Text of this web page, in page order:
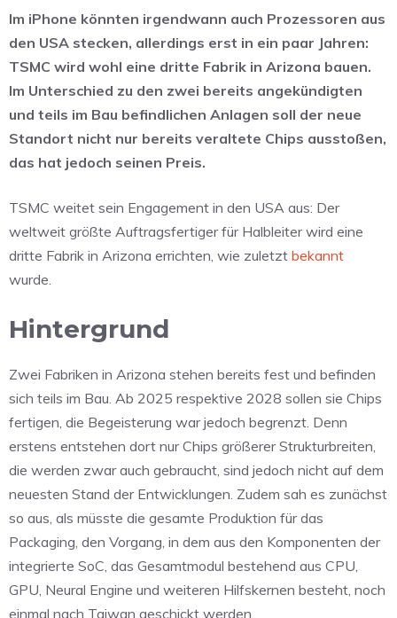
Im iPhone könnten irgendwann auch Prozessoren aus
den USA stecken, allerdings erst in ein paar Jahren:
TSMC wird wohl eine dritte Fabrik in Arizona bauen.
Im Unterschied zu den zwei bereits angekündigten
und teils im Bau befindlichen Anlagen soll der neue
Standort nicht nur bereits veraltete Chips ausstoßen,
das hat jedoch seinen Preis.
TSMC weitet sein Engagement in den USA aus: Der
weltweit größte Auftragsfertiger für Halbleiter wird eine
dritte Fabrik in Arizona errichten, wie zuletzt bekannt
wurde.
Hintergrund
Zwei Fabriken in Arizona stehen bereits fest und befinden
sich teils im Bau. Ab 2025 respektive 2028 sollen sie Chips
fertigen, die Begeisterung war jedoch begrenzt. Denn
erstens entstehen dort nur Chips größerer Strukturbreiten,
die werden zwar auch gebraucht, sind jedoch nicht auf dem
neuesten Stand der Entwicklungen. Zudem sah es zunächst
so aus, als müsste die gesamte Produktion für das
Packaging, den Vorgang, in dem aus den Komponenten der
integrierte SoC, das Gesamtmodul bestehend aus CPU,
GPU, Neural Engine und weiteren Hilfskernen besteht, noch
einmal nach Taiwan geschickt werden.